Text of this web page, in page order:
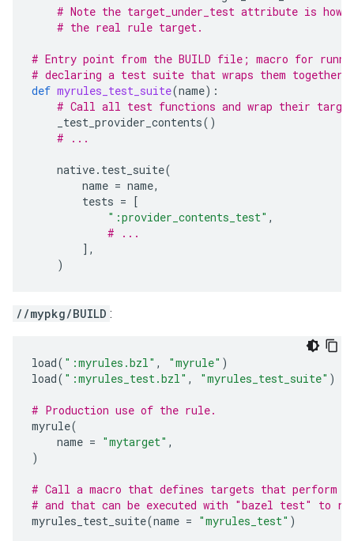
# Note the target_under_test attribute is how
# the real rule target.
# Entry point from the BUILD file; macro for
# declaring a test suite that wraps them together.
def myrules_test_suite(name):
# Call all test functions and wrap their
_test_provider_contents()
# ...
native. test_suite(
name = name,
tests = [
":provider_contents_test" ,
# ...
],
)
//mypkg/BUILD :
load( ":myrules.bzl" , "myrule" )
load( ":myrules_test.bzl" , "myrules_test_suite" )
# Production use of the rule.
myrule(
name = "mytarget" ,
)
# Call a macro that defines targets that perform
# and that can be executed with "bazel test" to
myrules_test_suite(name = "myrules_test" )